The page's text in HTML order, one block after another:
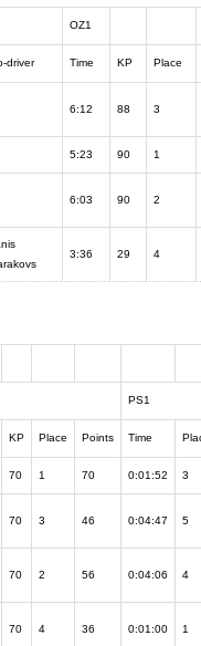
OZ1
driver Time KP Place
6:12 88 3
5:23 90 1
6:03 90 2
3:36 29 4
PS1
KP Place Points Time
70 1 70 0:01:52 3
70 3 46 0:04:47 5
70 2 56 0:04:06 4
70 4 36 0:01:00 1